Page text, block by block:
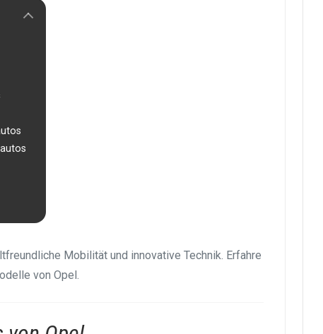
Mobilität und innovative Technik. Erfahre
von Opel.